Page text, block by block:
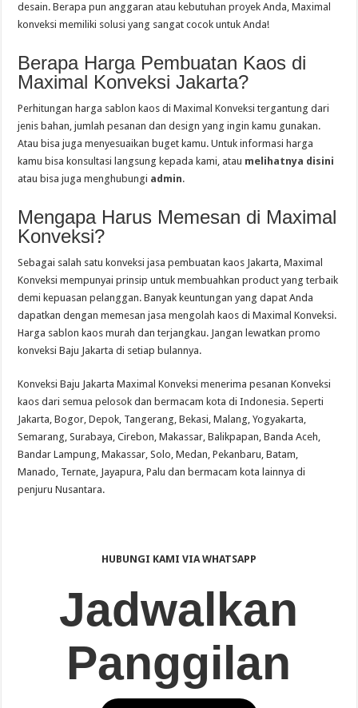
desain. Berapa pun anggaran atau kebutuhan proyek Anda, Maximal
konveksi memiliki solusi yang sangat cocok untuk Anda!
Berapa Harga Pembuatan Kaos di
Maximal Konveksi Jakarta?
Perhitungan harga sablon kaos di Maximal Konveksi tergantung dari
jenis bahan, jumlah pesanan dan design yang ingin kamu gunakan.
Atau bisa juga menyesuaikan buget kamu. Untuk informasi harga
kamu bisa konsultasi langsung kepada kami, atau melihatnya disini
atau bisa juga menghubungi admin.
Mengapa Harus Memesan di Maximal
Konveksi?
Sebagai salah satu konveksi jasa pembuatan kaos Jakarta, Maximal
Konveksi mempunyai prinsip untuk membuahkan product yang terbaik
demi kepuasan pelanggan. Banyak keuntungan yang dapat Anda
dapatkan dengan memesan jasa mengolah kaos di Maximal Konveksi.
Harga sablon kaos murah dan terjangkau. Jangan lewatkan promo
konveksi Baju Jakarta di setiap bulannya.
Konveksi Baju Jakarta Maximal Konveksi menerima pesanan Konveksi
kaos dari semua pelosok dan bermacam kota di Indonesia. Seperti
Jakarta, Bogor, Depok, Tangerang, Bekasi, Malang, Yogyakarta,
Semarang, Surabaya, Cirebon, Makassar, Balikpapan, Banda Aceh,
Bandar Lampung, Makassar, Solo, Medan, Pekanbaru, Batam,
Manado, Ternate, Jayapura, Palu dan bermacam kota lainnya di
penjuru Nusantara.
HUBUNGI KAMI VIA WHATSAPP
Jadwalkan
Panggilan